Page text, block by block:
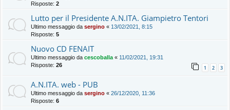
Risposte: 2
Lutto per il Presidente A.N.ITA. Giampietro Tentori
Ultimo messaggio da sergino « 13/02/2021, 8:15
Risposte: 5
Nuovo CD FENAIT
Ultimo messaggio da cescoballa« 11/02/2021, 19:31
Risposte: 26 1 2 3
A.N.ITA. web - PUB
Ultimo messaggio da sergino « 26/12/2020, 11:36
Risposte: 6